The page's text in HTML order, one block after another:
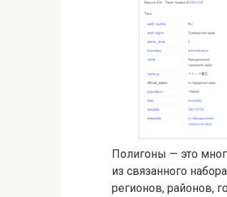
Полигоны — это
из связанного
регионов, районов,